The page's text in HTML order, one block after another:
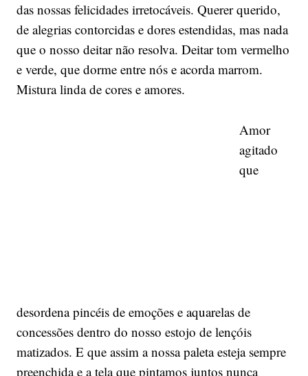
das nossas felicidades irretocáveis. Querer querido,
de alegrias contorcidas e dores estendidas, mas nada
que o nosso deitar não resolva. Deitar tom vermelho
e verde, que dorme entre nós e acorda marrom.
Mistura linda de cores e amores.
Amor
agitado
que
desordena pincéis de emoções e aquarelas de
concessões dentro do nosso estojo de lençóis
matizados. E que assim a nossa paleta esteja sempre
preenchida e a tela que pintamos juntos nunca